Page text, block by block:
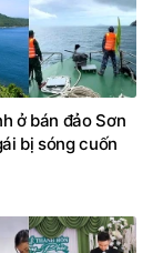
ở bán đảo Sơn
bị sóng cuốn